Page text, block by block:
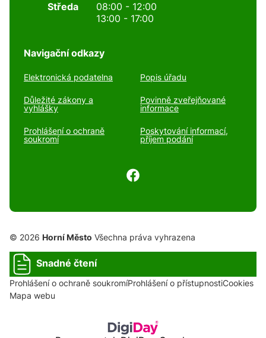
Středa
08:00 - 12:00
13:00 - 17:00
Navigační odkazy
Elektronická podatelna Popis úřadu
Důležité zákony a
vyhlášky
Povinně zveřejňované
informace
Prohlášení o ochraně
soukromí
Poskytování informací,
příjem podání
© 2026 Horní Město Všechna práva vyhrazena
Snadné čtení
Prohlášení o ochraně soukromíProhlášení o přístupnostiCookies
Mapa webu